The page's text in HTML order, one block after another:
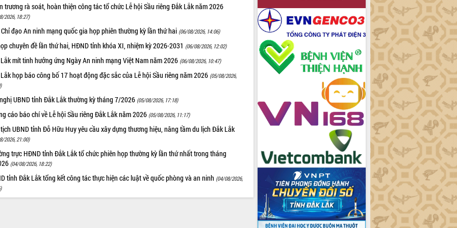
trương rà soát, hoàn thiện công tác tổ chức Lễ hội Sầu riêng Đắk Lắk năm 2026
2026, 18:27)
đạo An ninh mạng quốc gia họp phiên thường kỳ lần thứ hai (06/08/2026, 14:06)
chuyên đề lần thứ hai, HĐND tỉnh khóa XI, nhiệm kỳ 2026-2031 (06/08/2026, 12:02)
mít tinh hưởng ứng Ngày An ninh mạng Việt Nam năm 2026 (06/08/2026, 10:47)
họp báo công bố 17 hoạt động đặc sắc của Lễ hội Sầu riêng năm 2026 (05/08/2026,
UBND tỉnh Đắk Lắk thường kỳ tháng 7/2026 (05/08/2026, 17:18)
cáo báo chí về Lễ hội Sầu riêng Đắk Lắk năm 2026 (05/08/2026, 11:17)
UBND tỉnh Đỗ Hữu Huy yêu cầu xây dựng thương hiệu, nâng tầm du lịch Đắk Lắk
2026, 21:00)
trực HĐND tỉnh Đắk Lắk tổ chức phiên họp thường kỳ lần thứ nhất trong tháng
(04/08/2026, 18:22)
tỉnh Đắk Lắk tổng kết công tác thực hiện các luật về quốc phòng và an ninh (04/08/2026,